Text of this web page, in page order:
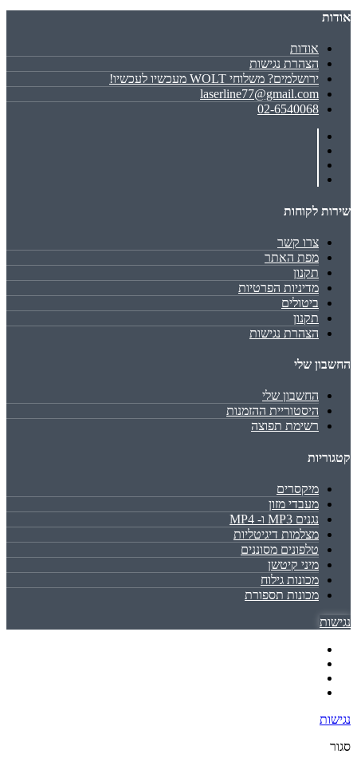
אודות
אודות
הצהרת נגישות
ירושלמים? משלוחי WOLT מעכשיו לעכשיו!
laserline77@gmail.com
02-6540068
שירות לקוחות
צרו קשר
מפת האתר
תקנון
מדיניות הפרטיות
ביטולים
תקנון
הצהרת נגישות
החשבון שלי
החשבון שלי
היסטוריית ההזמנות
רשימת תפוצה
קטגוריות
מיקסרים
מעבדי מזון
נגנים MP3 ו- MP4
מצלמות דיגיטליות
טלפונים מסוננים
מיני קיטשן
מכונות גילוח
מכונות תספורת
נגישות
נגישות
סגור